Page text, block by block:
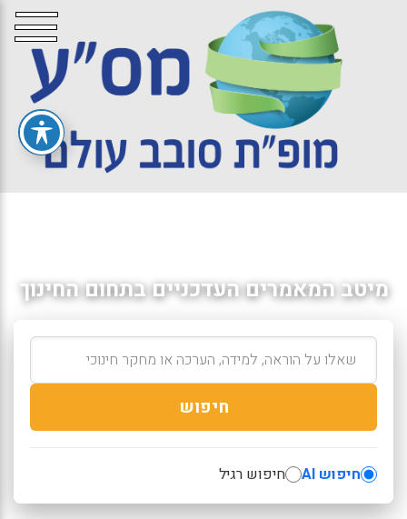
מיטב המאמרים העדכניים בתחום החינוך
חיפוש
חיפוש AI חיפוש רגיל